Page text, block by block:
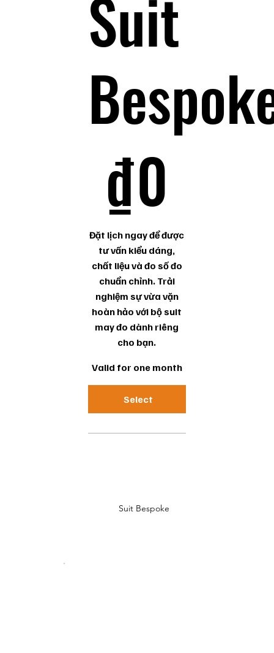
Suit
₫0
Đặt lịch ngay để được
tư vấn kiểu dáng,
chất liệu và đo số đo
chuẩn chỉnh. Trải
nghiệm sự vừa vặn
hoàn hảo với bộ suit
may đo dành riêng
cho bạn.
Valid for one month
Select
Suit Bespoke